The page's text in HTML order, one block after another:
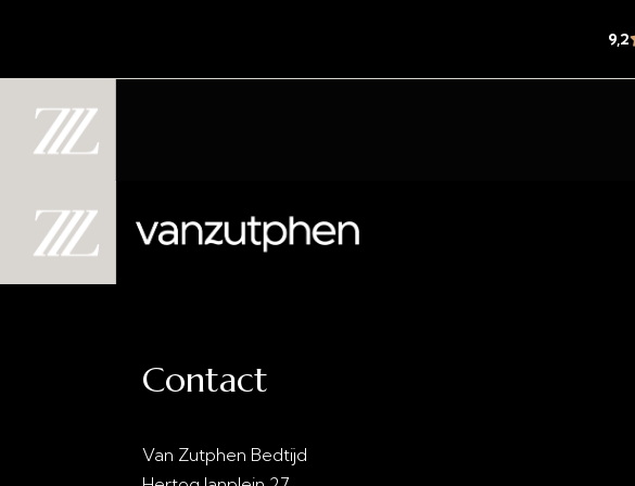
9,2
Contact
Van Zutphen Bedtijd